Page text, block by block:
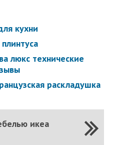
кухни
люкс технические
раскладушка
икеа